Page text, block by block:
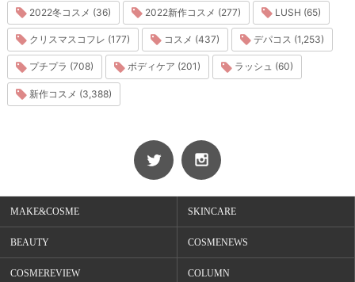
2022冬コスメ (36) 2022新作コスメ (277) LUSH (65)
クリスマスコフレ (177) コスメ (437) デパコス (1,253)
プチプラ (708) ボディケア (201) ラッシュ (60)
新作コスメ (3,388)
MAKE&COSME SKINCARE
BEAUTY COSMENEWS
COSMEREVIEW COLUMN